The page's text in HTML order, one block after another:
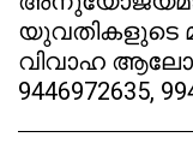
യുവതികളുടെ
വിവാഹ
9446972635,